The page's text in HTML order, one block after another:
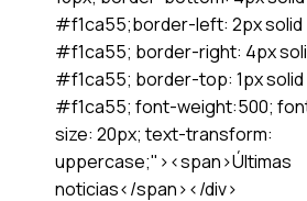
#f1ca55;border-left: 2px solid
#f1ca55; border-right: 4px
#f1ca55; border-top: 1px solid
#f1ca55; font-weight:500;
size: 20px; text-transform:
uppercase;"><span>Últimas
noticias</span></div>